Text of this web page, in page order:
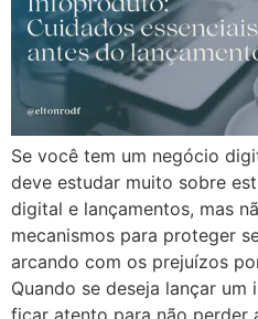
Se você tem um negócio
deve estudar muito sobre
digital e lançamentos, mas
mecanismos para proteger
arcando com os prejuízos
Quando se deseja lançar